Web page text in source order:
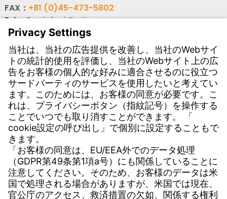
FAX： +81 (0)45-473-5802
Eメール：info-j@witzenmann.com
WEB：www.witzenmann.co.jp
連絡先
海外拠点・グループ会社
お問い合わせフォーム
ダウンロード
各種資料